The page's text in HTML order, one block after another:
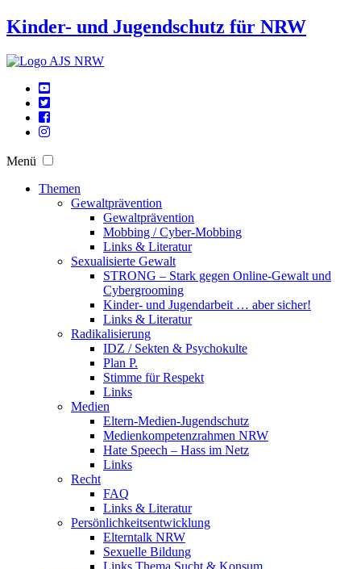
Kinder- und Jugendschutz für NRW
Menü
Themen
Gewaltprävention
Gewaltprävention
Mobbing / Cyber-Mobbing
Links & Literatur
Sexualisierte Gewalt
STRONG – Stark gegen Online-Gewalt und
Cybergrooming
Kinder- und Jugendarbeit … aber sicher!
Links & Literatur
Radikalisierung
IDZ / Sekten & Psychokulte
Plan P.
Stimme für Respekt
Links
Medien
Eltern-Medien-Jugendschutz
Medienkompetenzrahmen NRW
Hate Speech – Hass im Netz
Links
Recht
FAQ
Links & Literatur
Persönlichkeitsentwicklung
Elterntalk NRW
Sexuelle Bildung
Links Thema Sucht & Konsum